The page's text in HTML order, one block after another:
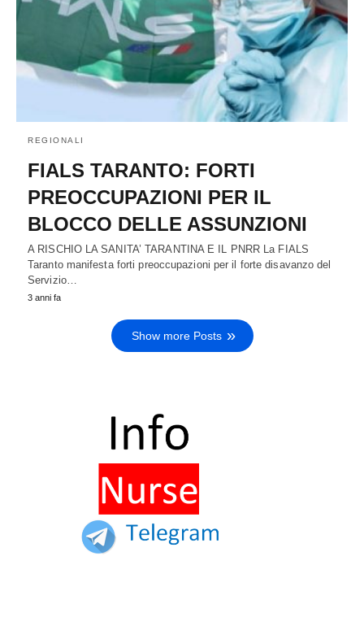
REGIONALI
FIALS TARANTO: FORTI
PREOCCUPAZIONI PER IL
BLOCCO DELLE ASSUNZIONI
A RISCHIO LA SANITA’ TARANTINA E IL PNRR La FIALS
Taranto manifesta forti preoccupazioni per il forte disavanzo del
Servizio…
3 anni fa
Show more Posts